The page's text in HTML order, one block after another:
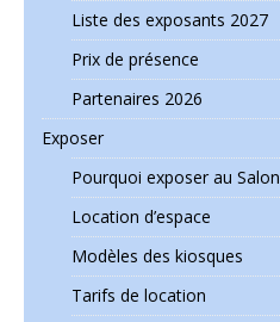
Liste des exposants 2027
Prix de présence
Partenaires 2026
Exposer
Pourquoi exposer au
Location d’espace
Modèles des kiosques
Tarifs de location